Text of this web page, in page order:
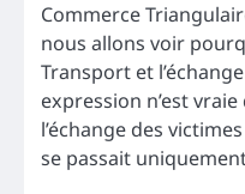
Commerce
nous allons voir
Transport et
expression n’est
l’échange des
se passait